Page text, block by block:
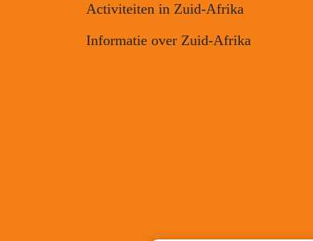
Activiteiten in Zuid-Afrika
Informatie over Zuid-Afrika